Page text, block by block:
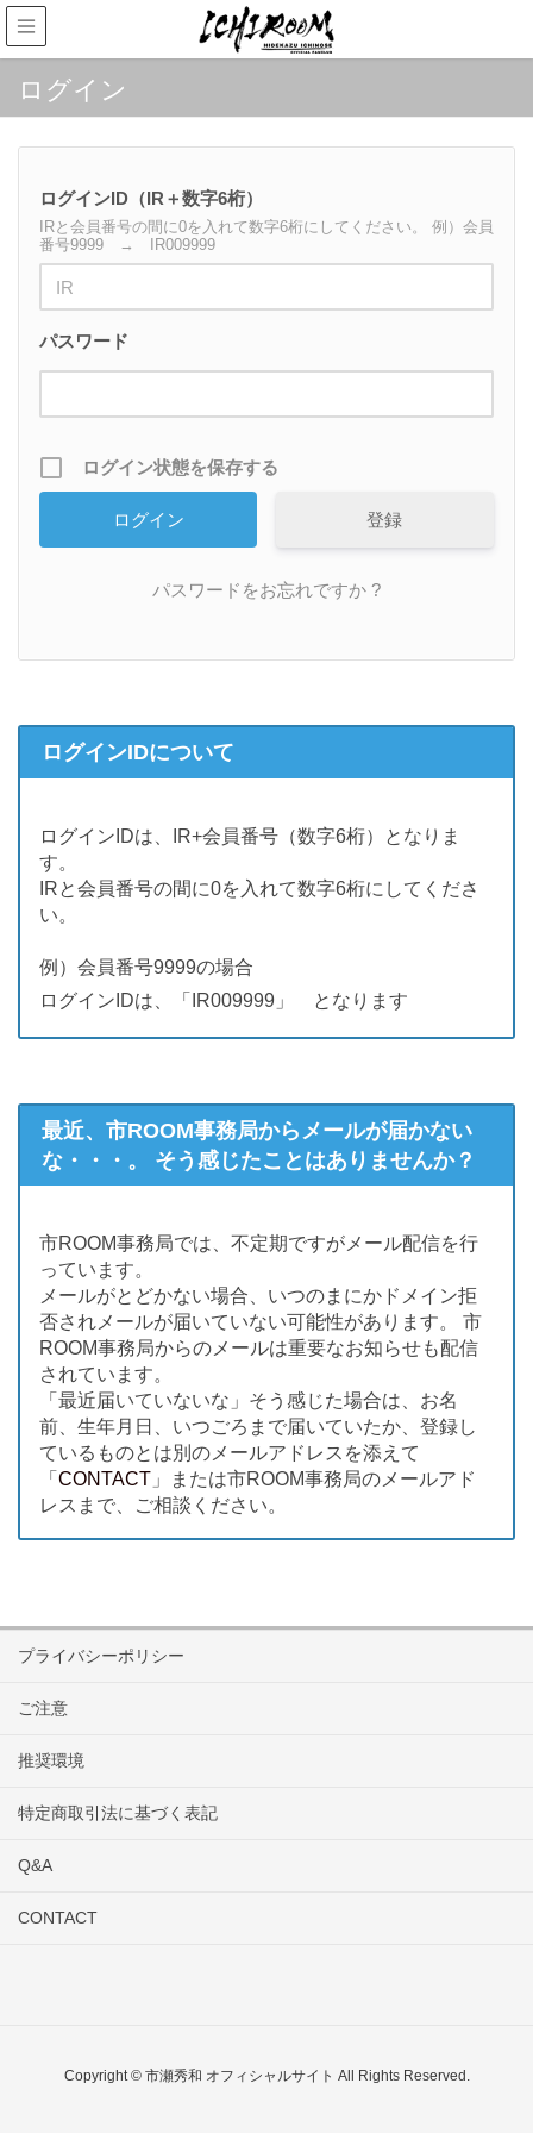
ログイン
ログインID（IR＋数字6桁）
IRと会員番号の間に0を入れて数字6桁にしてください。 例）会員
番号9999 → IR009999
パスワード
ログイン状態を保存する
登録
パスワードをお忘れですか ?
ログインIDについて
ログインIDは、IR+会員番号（数字6桁）となりま
す。
IRと会員番号の間に0を入れて数字6桁にしてくださ
い。
例）会員番号9999の場合
ログインIDは、「IR009999」 となります
最近、市ROOM事務局からメールが届かない
な・・・。 そう感じたことはありませんか？
市ROOM事務局では、不定期ですがメール配信を行
っています。
メールがとどかない場合、いつのまにかドメイン拒
否されメールが届いていない可能性があります。 市
ROOM事務局からのメールは重要なお知らせも配信
されています。
「最近届いていないな」そう感じた場合は、お名
前、生年月日、いつごろまで届いていたか、登録し
ているものとは別のメールアドレスを添えて
「 CONTACT 」または市ROOM事務局のメールアド
レスまで、ご相談ください。
プライバシーポリシー
ご注意
推奨環境
特定商取引法に基づく表記
Q&A
CONTACT
Copyright © 市瀬秀和 オフィシャルサイト All Rights Reserved.